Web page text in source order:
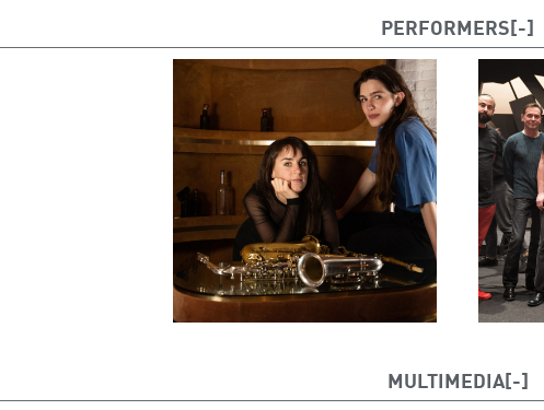
PERFORMERS
MULTIMEDIA